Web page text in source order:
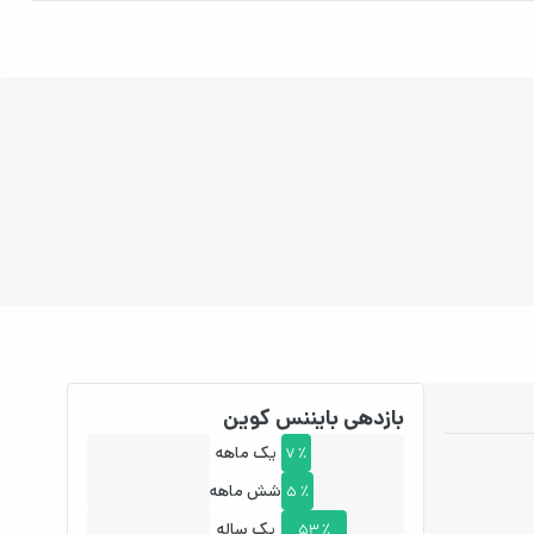
بازدهی بایننس کوین
7 ٪ یک ماهه
5 ٪ شش ماهه
53 ٪ یک ساله